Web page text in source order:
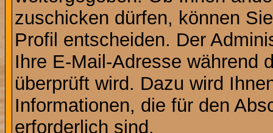
zuschicken dürfen, können
Profil entscheiden. Der
Ihre E-Mail-Adresse während
überprüft wird. Dazu wird
Informationen, die für den
erforderlich sind.